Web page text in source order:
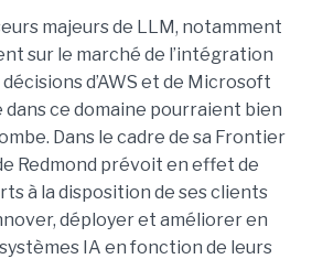
majeurs de LLM, notamment
sur le marché de l’intégration
d’AWS et de Microsoft
dans ce domaine pourraient bien
Dans le cadre de sa Frontier
Redmond prévoit en effet de
à la disposition de ses clients
déployer et améliorer en
IA en fonction de leurs